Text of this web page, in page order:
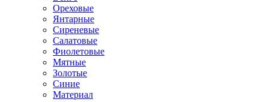
Ореховые
Янтарные
Сиреневые
Салатовые
Фиолетовые
Мятные
Золотые
Синие
Материал